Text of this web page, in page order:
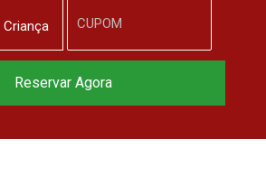
Criança
Reserve agora, com
Reservar Agora